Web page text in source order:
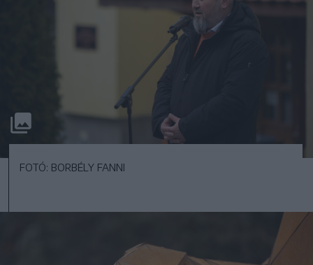
FOTÓ: BORBÉLY FANNI